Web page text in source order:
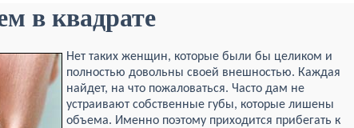
в квадрате
Нет таких женщин, которые были бы целиком и
полностью довольны своей внешностью. Каждая
найдет, на что пожаловаться. Часто дам не
устраивают собственные губы, которые лишены
объема. Именно поэтому приходится прибегать к